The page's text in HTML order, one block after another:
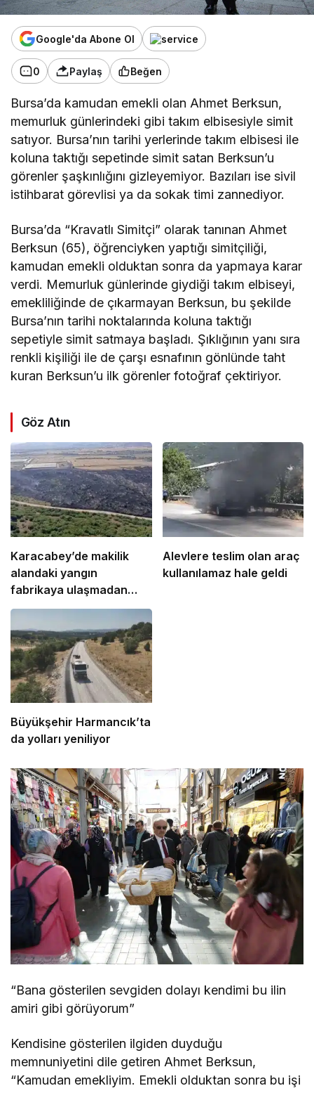
Google'da Abone Ol
0 Paylaş Beğen
Bursa’da kamudan emekli olan Ahmet Berksun,
memurluk günlerindeki gibi takım elbisesiyle simit
satıyor. Bursa’nın tarihi yerlerinde takım elbisesi ile
koluna taktığı sepetinde simit satan Berksun’u
görenler şaşkınlığını gizleyemiyor. Bazıları ise sivil
istihbarat görevlisi ya da sokak timi zannediyor.
Bursa’da “Kravatlı Simitçi” olarak tanınan Ahmet
Berksun (65), öğrenciyken yaptığı simitçiliği,
kamudan emekli olduktan sonra da yapmaya karar
verdi. Memurluk günlerinde giydiği takım elbiseyi,
emekliliğinde de çıkarmayan Berksun, bu şekilde
Bursa’nın tarihi noktalarında koluna taktığı
sepetiyle simit satmaya başladı. Şıklığının yanı sıra
renkli kişiliği ile de çarşı esnafının gönlünde taht
kuran Berksun’u ilk görenler fotoğraf çektiriyor.
Göz Atın
Karacabey’de makilik
alandaki yangın
fabrikaya ulaşmadan
söndürüldü
Alevlere teslim olan araç
kullanılamaz hale geldi
Büyükşehir Harmancık’ta
da yolları yeniliyor
“Bana gösterilen sevgiden dolayı kendimi bu ilin
amiri gibi görüyorum”
Kendisine gösterilen ilgiden duyduğu
memnuniyetini dile getiren Ahmet Berksun,
“Kamudan emekliyim. Emekli olduktan sonra bu işi